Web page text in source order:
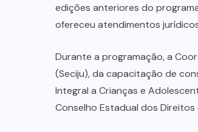
edições anteriores do
ofereceu atendimentos
Durante a programação, a
(Seciju), da capacitação de
Integral a Crianças e
Conselho Estadual dos